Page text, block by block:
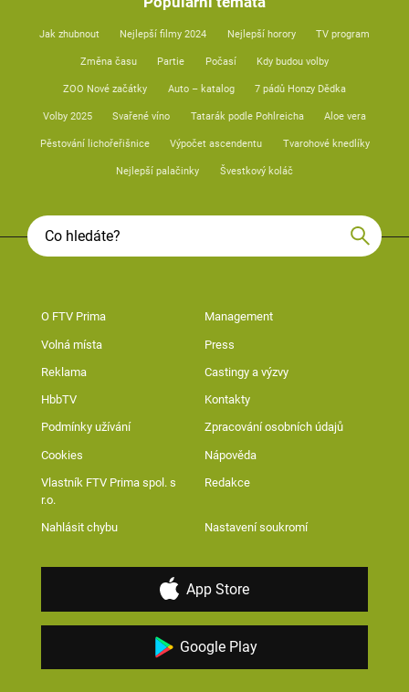
Jak zhubnout Nejlepší filmy 2024 Nejlepší horory TV program
Změna času Partie Počasí Kdy budou volby
ZOO Nové začátky Auto – katalog 7 pádů Honzy Dědka
Volby 2025 Svařené víno Tatarák podle Pohlreicha Aloe vera
Pěstování lichořeřišnice Výpočet ascendentu Tvarohové knedlíky
Nejlepší palačinky Švestkový koláč
O FTV Prima Management
Volná místa Press
Reklama Castingy a výzvy
HbbTV Kontakty
Podmínky užívání Zpracování osobních údajů
Cookies Nápověda
Vlastník FTV Prima spol. s
r.o.
Redakce
Nahlásit chybu Nastavení soukromí
App Store
Google Play